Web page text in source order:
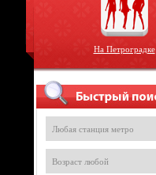
На Петроградке